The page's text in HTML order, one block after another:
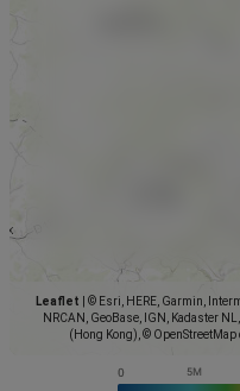
Leaflet
© Esri, HERE, Garmin,
NRCAN, GeoBase, IGN, Kadaster
(Hong Kong), ©